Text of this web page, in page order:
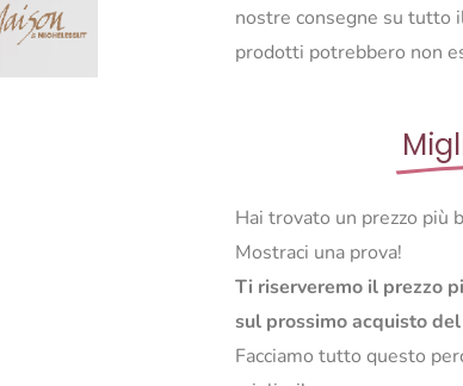
nostre consegne su tutto
prodotti potrebbero non
Hai trovato un prezzo più
Mostraci una prova!
Ti riserveremo il prezzo
sul prossimo acquisto
Facciamo tutto questo